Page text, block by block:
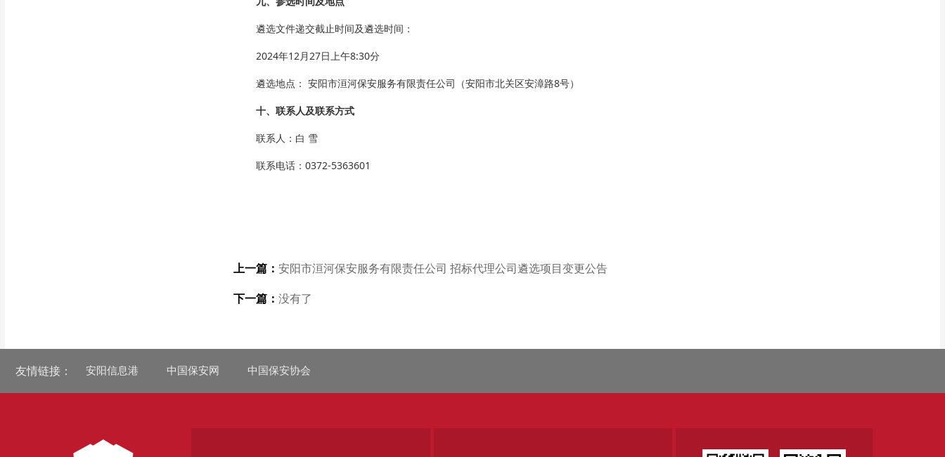
遴选文件递交截止时间及遴选时间：
2024年12月27日上午8:30分
遴选地点： 安阳市洹河保安服务有限责任公司（安阳市北关区安漳路8号）
十、联系人及联系方式
联系人： 白 雪
联系电话：0372-5363601
上一篇： 安阳市洹河保安服务有限责任公司 招标代理公司遴选项目变更公告
下一篇： 没有了
友情链接： 安阳信息港 中国保安网 中国保安协会